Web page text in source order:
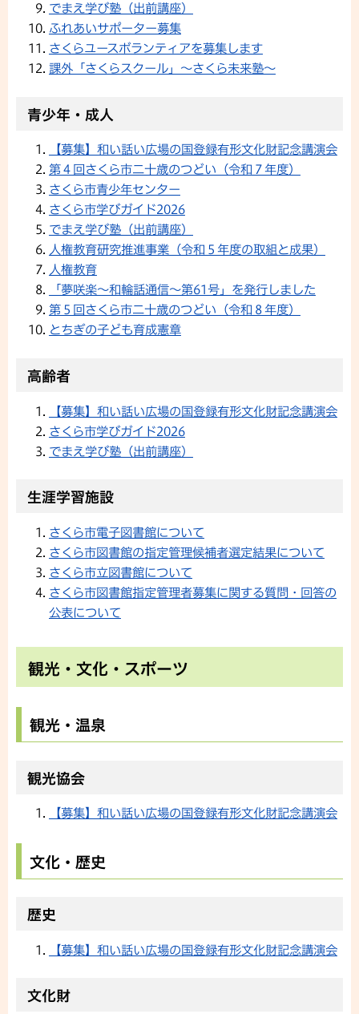
でまえ学び塾（出前講座）
ふれあいサポーター募集
さくらユースボランティアを募集します
課外「さくらスクール」〜さくら未来塾〜
青少年・成人
【募集】和い話い広場の国登録有形文化財記念講演会
第４回さくら市二十歳のつどい（令和７年度）
さくら市青少年センター
さくら市学びガイド2026
でまえ学び塾（出前講座）
人権教育研究推進事業（令和５年度の取組と成果）
人権教育
「夢咲楽～和輪話通信～第61号」を発行しました
第５回さくら市二十歳のつどい（令和８年度）
とちぎの子ども育成憲章
高齢者
【募集】和い話い広場の国登録有形文化財記念講演会
さくら市学びガイド2026
でまえ学び塾（出前講座）
生涯学習施設
さくら市電子図書館について
さくら市図書館の指定管理候補者選定結果について
さくら市立図書館について
さくら市図書館指定管理者募集に関する質問・回答の
公表について
観光・文化・スポーツ
観光・温泉
観光協会
【募集】和い話い広場の国登録有形文化財記念講演会
文化・歴史
歴史
【募集】和い話い広場の国登録有形文化財記念講演会
文化財